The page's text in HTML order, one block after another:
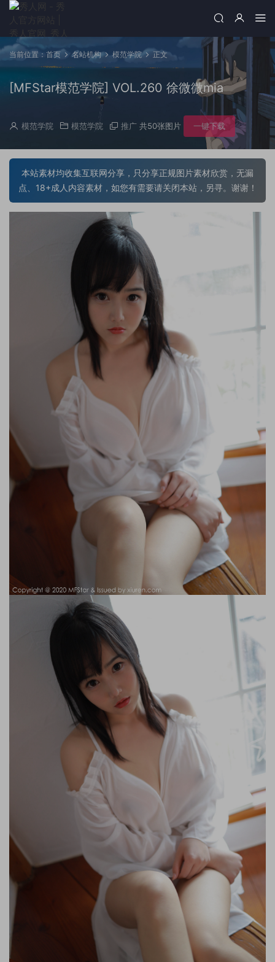
当前位置： 首页 名站机构 模范学院 正文
[MFStar模范学院] VOL.260 徐微微mia
模范学院 模范学院 推广 共50张图片 一键下载
本站素材均收集互联网分享，只分享正规图片素材欣赏，无漏
点、18+成人内容素材，如您有需要请关闭本站，另寻。谢谢！